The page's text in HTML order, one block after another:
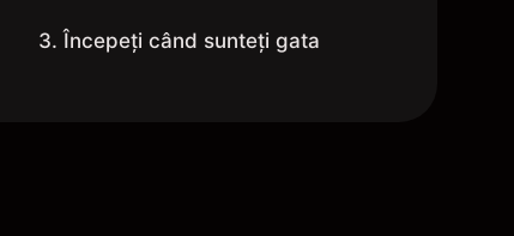
3. Începeți când sunteți gata